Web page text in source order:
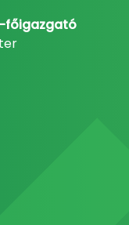
főigazgató